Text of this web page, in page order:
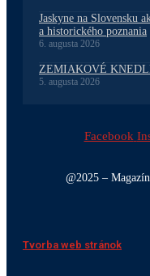
Jaskyne na Slovensku
a historického poznania
6. augusta 2026
ZEMIAKOVÉ
5. augusta 2026
Facebook
@2025 –
Tvorba web stránok